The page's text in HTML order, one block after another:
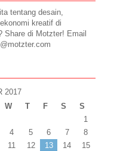
tentang desain,
kreatif di
Share di Motzter! Email
2017
W T F S S
1
4 5 6 7
8
11 12 13 14
15